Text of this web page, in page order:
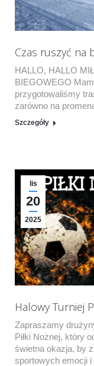
Czas ruszyć na
HALLO, HALLO
BIEGOWEGO
przygotowaliśmy
zarówno na
Szczegóły
lis
20
2025
Halowy Turniej
Zapraszamy
Piłki Nożnej, który
świetna okazja, by
sportowych emocji